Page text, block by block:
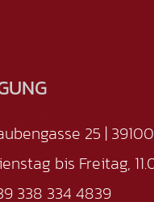
25 |
bis Freitag,
338 334 4839